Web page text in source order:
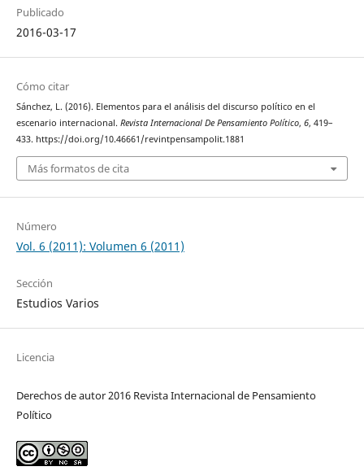
Publicado
2016-03-17
Cómo citar
Sánchez, L. (2016). Elementos para el análisis del discurso político en el
escenario internacional. Revista Internacional De Pensamiento Político, 6, 419–
433. https://doi.org/10.46661/revintpensampolit.1881
Más formatos de cita
Número
Vol. 6 (2011): Volumen 6 (2011)
Sección
Estudios Varios
Licencia
Derechos de autor 2016 Revista Internacional de Pensamiento
Político